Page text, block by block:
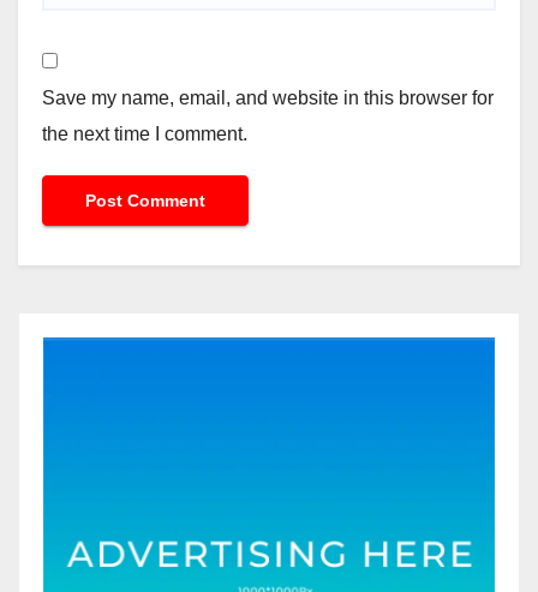
Save my name, email, and website in this browser for
the next time I comment.